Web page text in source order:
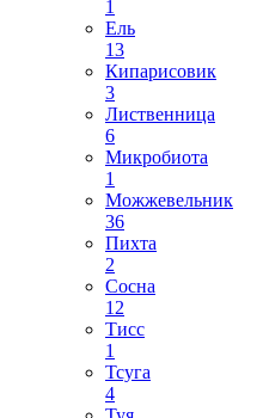
1
Ель
13
Кипарисовик
3
Лиственница
6
Микробиота
1
Можжевельник
36
Пихта
2
Сосна
12
Тисс
1
Тсуга
4